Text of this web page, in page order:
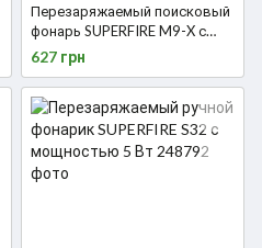
Перезаряжаемый поисковый
фонарь SUPERFIRE M9-X с
мощностью 9.08 Вт
627 грн